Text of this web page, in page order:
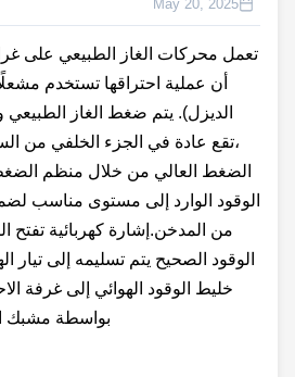
May 20, 2025
تعمل محركات الغاز الطبيعي على غرار
أن عملية احتراقها تستخدم
الديزل). يتم ضغط الغاز الطبيعي
،تقع عادة في الجزء الخلفي من
الضغط العالي من خلال منظم الضغط
الوقود الوارد إلى مستوى مناسب لضمان
من المدخن.إشارة كهربائية تفتح
الوقود الصحيح يتم تسليمه إلى تيار
خليط الوقود الهوائي إلى غرفة
بواسطة مشبك